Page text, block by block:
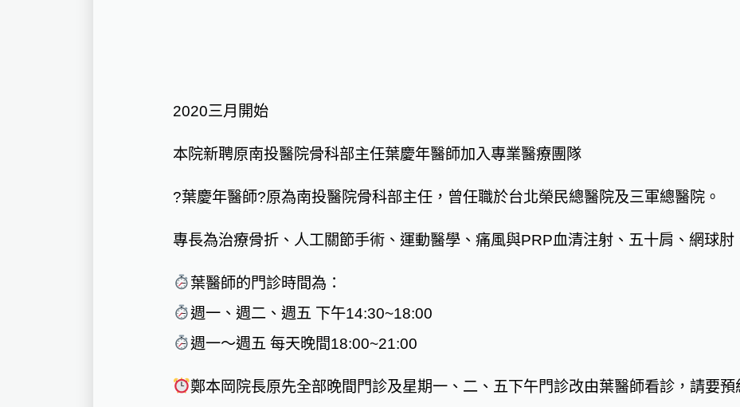
2020三月開始
本院新聘原南投醫院骨科部主任葉慶年醫師加入專業醫療團隊
?葉慶年醫師?原為南投醫院骨科部主任，曾任職於台北榮民總醫院及三軍總醫院。
專長為治療骨折、人工關節手術、運動醫學、痛風與PRP血清注射、五十肩、網球肘
葉醫師的門診時間為：
週一、週二、週五 下午14:30~18:00
週一～週五 每天晚間18:00~21:00
鄭本岡院長原先全部晚間門診及星期一、二、五下午門診改由葉醫師看診，請要